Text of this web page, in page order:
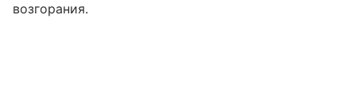
возгорания.